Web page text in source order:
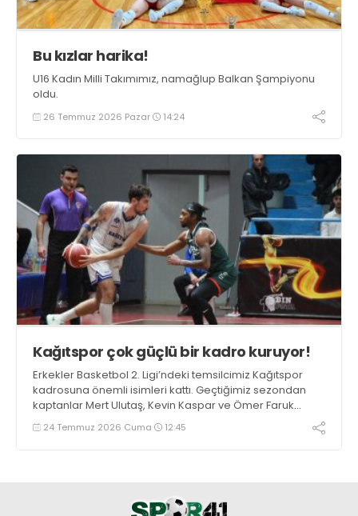
Bu kızlar harika!
U16 Kadın Milli Takımımız, namağlup Balkan Şampiyonu
oldu.
26 Temmuz 2026 Pazar 14:24
Kağıtspor çok güçlü bir kadro kuruyor!
Erkekler Basketbol 2. Ligi’ndeki temsilcimiz Kağıtspor
kadrosuna önemli isimleri kattı. Geçtiğimiz sezondan
kaptanlar Mert Ulutaş, Kevin Kaspar ve Ömer Faruk
Ermat ile yola devam edildi. Takıma 3 oyuncu daha
eklenecek.
24 Temmuz 2026 Cuma 12:45